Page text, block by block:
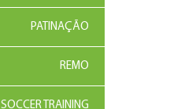
PATINAÇÃO
REMO
SOCCER TRAINING